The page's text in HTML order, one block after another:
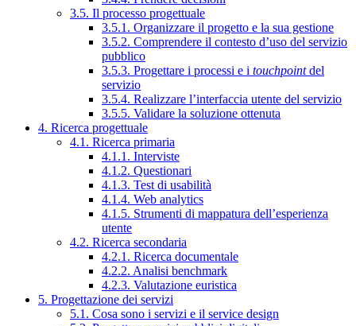
3.5. Il processo progettuale
3.5.1. Organizzare il progetto e la sua gestione
3.5.2. Comprendere il contesto d’uso del servizio
pubblico
3.5.3. Progettare i processi e i touchpointdel
servizio
3.5.4. Realizzare l’interfaccia utente del servizio
3.5.5. Validare la soluzione ottenuta
4. Ricerca progettuale
4.1. Ricerca primaria
4.1.1. Interviste
4.1.2. Questionari
4.1.3. Test di usabilità
4.1.4. Web analytics
4.1.5. Strumenti di mappatura dell’esperienza
utente
4.2. Ricerca secondaria
4.2.1. Ricerca documentale
4.2.2. Analisi benchmark
4.2.3. Valutazione euristica
5. Progettazione dei servizi
5.1. Cosa sono i servizi e il service design